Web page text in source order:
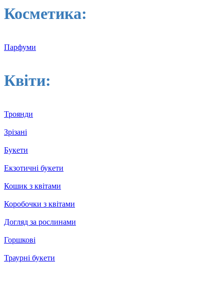
Косметика:
Парфуми
Квіти:
Троянди
Зрізані
Букети
Екзотичні букети
Кошик з квітами
Коробочки з квітами
Догляд за рослинами
Горшкові
Траурні букети